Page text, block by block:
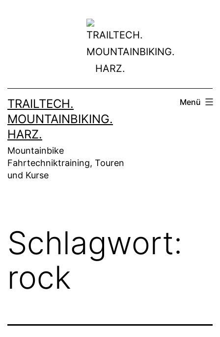
TRAILTECH.
MOUNTAINBIKING.
HARZ.
Mountainbike
Fahrtechniktraining, Touren
und Kurse
Menü
Schlagwort:
rock